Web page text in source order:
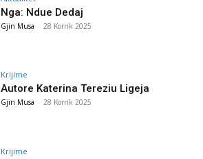
Nga: Ndue Dedaj
Gjin Musa - 28 Korrik 2025
Krijime
Autore Katerina Tereziu Ligeja
Gjin Musa - 28 Korrik 2025
Krijime